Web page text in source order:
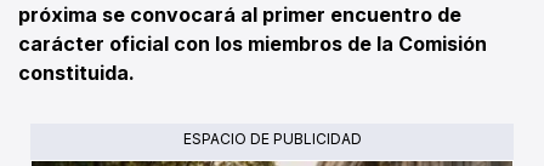
próxima se convocará al primer encuentro de
carácter oficial con los miembros de la Comisión
constituida.
ESPACIO DE PUBLICIDAD